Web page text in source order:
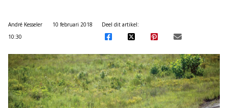
André Kesseler
10 februari 2018
10:30
Deel dit artikel: